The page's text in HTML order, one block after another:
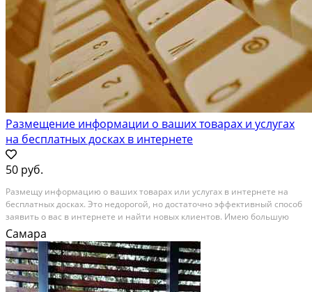
Размещение информации о ваших товарах и услугах
на бесплатных досках в интернете
50 руб.
Размещу информацию о ваших товарах или услугах в интернете на
бесплатных досках. Это недорогой, но достаточно эффективный способ
заявить о вас в интернете и найти новых клиентов. Имею большую
базу «живых» досок с хорошей посещаемостью. Размещение
производится ТОЛЬКО вручную, от 50 рублей за...
Самара